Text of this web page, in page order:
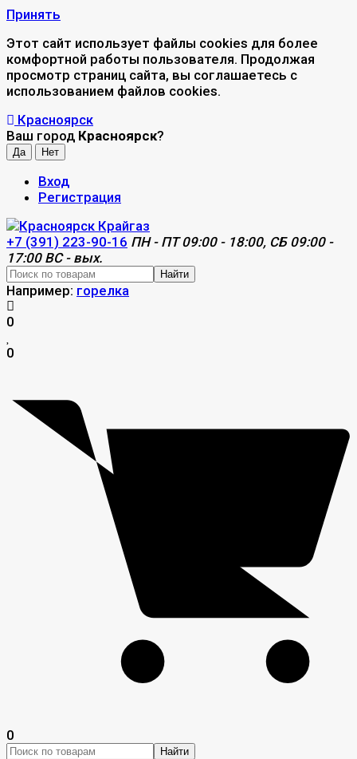
Принять
Этот сайт использует файлы cookies для более
комфортной работы пользователя. Продолжая
просмотр страниц сайта, вы соглашаетесь с
использованием файлов cookies.
Красноярск
Ваш город Красноярск?
Вход
Регистрация
+7 (391) 223-90-16 ПН - ПТ 09:00 - 18:00, СБ 09:00 -
17:00 ВС - вых.
Найти
Например: горелка
0
0
0
Найти